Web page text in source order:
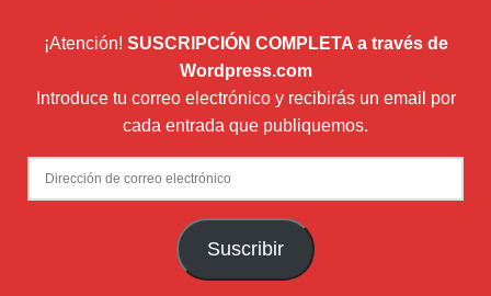
¡Atención! SUSCRIPCIÓN COMPLETA a través de
Wordpress.com
Introduce tu correo electrónico y recibirás un email por
cada entrada que publiquemos.
Dirección
de
Suscribir